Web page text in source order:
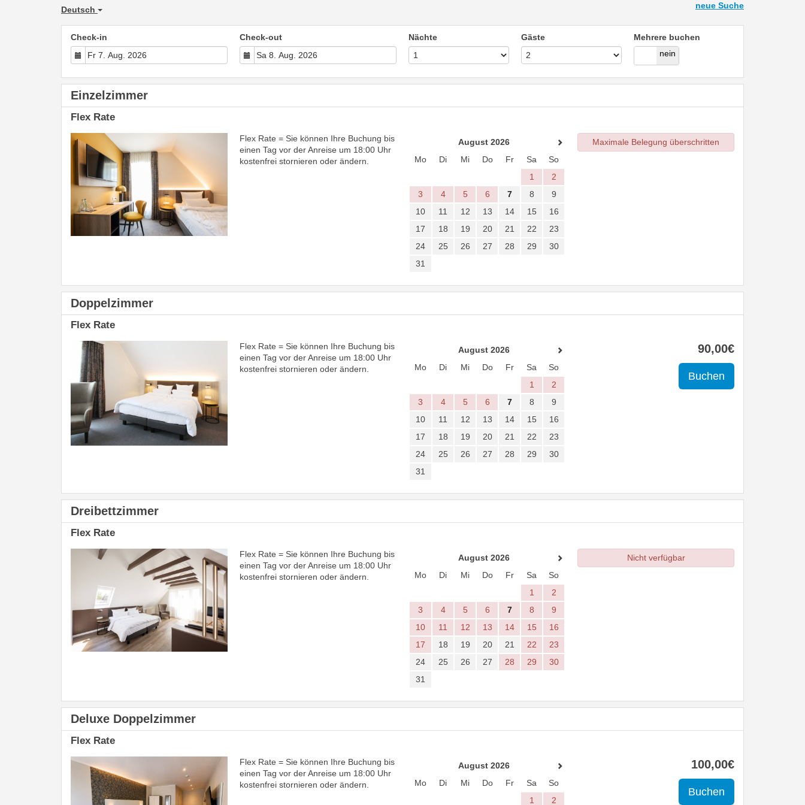
Deutsch neue Suche
Check-in Check-out Nächte Gäste
Mehrere buchen
nein
Einzelzimmer
Flex Rate
Flex Rate = Sie können Ihre Buchung bis
einen Tag vor der Anreise um 18:00 Uhr
kostenfrei stornieren oder ändern.
August 2026
Mo
Di Mi Do Fr Sa
So
1
2
3
4 5 6 7 8
9
10
11 12 13 14 15
16
17
18 19 20 21 22
23
24
25 26 27 28 29
30
31
Maximale Belegung überschritten
Doppelzimmer
Flex Rate
Flex Rate = Sie können Ihre Buchung bis
einen Tag vor der Anreise um 18:00 Uhr
kostenfrei stornieren oder ändern.
August 2026
Mo
Di Mi Do Fr Sa
So
1
2
3
4 5 6 7 8
9
10
11 12 13 14 15
16
17
18 19 20 21 22
23
24
25 26 27 28 29
30
31
90,00€
Dreibettzimmer
Flex Rate
Flex Rate = Sie können Ihre Buchung bis
einen Tag vor der Anreise um 18:00 Uhr
kostenfrei stornieren oder ändern.
August 2026
Mo
Di Mi Do Fr Sa
So
1
2
3
4 5 6 7 8
9
10
11 12 13 14 15
16
17
18 19 20 21 22
23
24
25 26 27 28 29
30
31
Nicht verfügbar
Deluxe Doppelzimmer
Flex Rate
Previous
Flex Rate = Sie können Ihre Buchung bis
einen Tag vor der Anreise um 18:00 Uhr
kostenfrei stornieren oder ändern.
August 2026
Mo
Di Mi Do Fr Sa
So
1
2
100,00€